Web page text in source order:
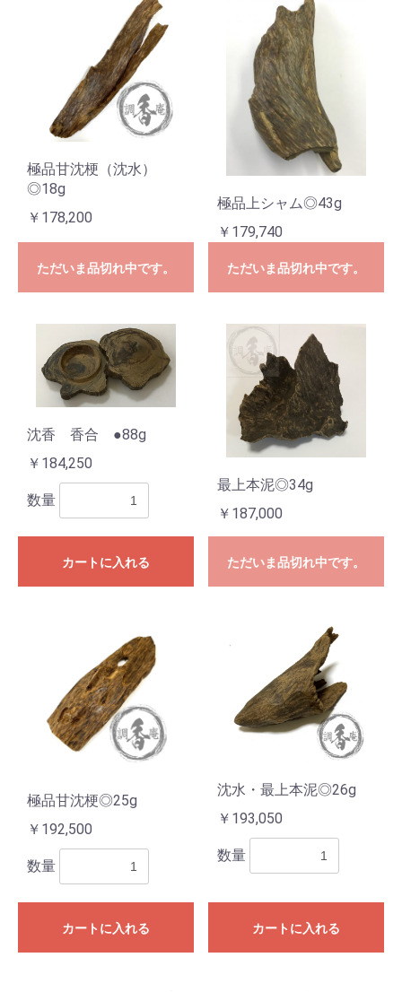
極品甘沈梗（沈水）
◎18g
￥178,200
ただいま品切れ中です。
極品上シャム◎43g
￥179,740
ただいま品切れ中です。
沈香 香合 ●88g
￥184,250
数量
カートに入れる
最上本泥◎34g
￥187,000
ただいま品切れ中です。
極品甘沈梗◎25g
￥192,500
数量
カートに入れる
沈水・最上本泥◎26g
￥193,050
数量
カートに入れる
お買い物を続ける カートへ進む